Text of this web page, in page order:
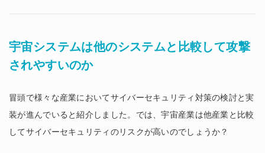
宇宙システムは他のシステムと比較して攻撃
されやすいのか
冒頭で様々な産業においてサイバーセキュリティ対策の検討と実
装が進んでいると紹介しました。では、宇宙産業は他産業と比較
してサイバーセキュリティのリスクが高いのでしょうか？